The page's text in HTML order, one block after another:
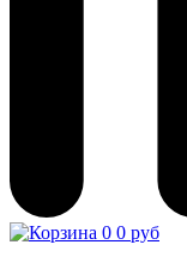
0 0 руб